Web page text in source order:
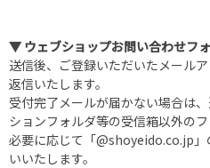
▼ ウェブショップお問い合わせフ
送信後、ご登録いただいたメール
返信いたします。
受付完了メールが届かない場合は
ションフォルダ等の受信箱以外の
必要に応じて「@shoyeido.co.jp
いいたします。